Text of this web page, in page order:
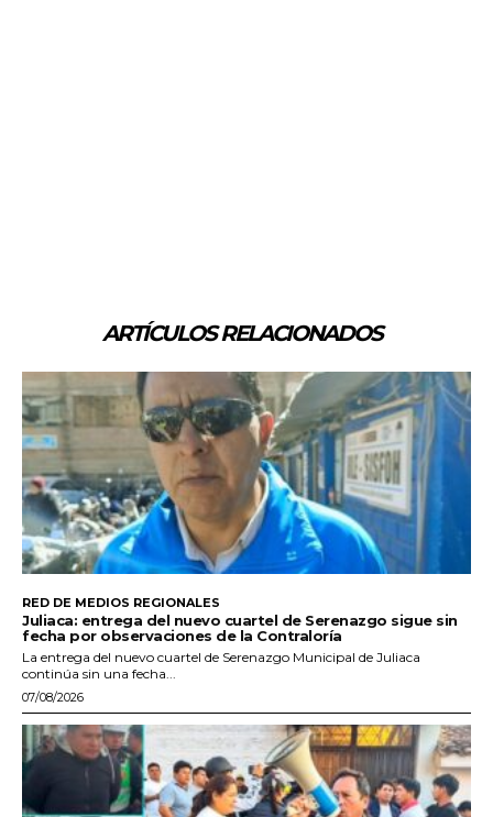
ARTÍCULOS RELACIONADOS
RED DE MEDIOS REGIONALES
Juliaca: entrega del nuevo cuartel de Serenazgo sigue sin
fecha por observaciones de la Contraloría
La entrega del nuevo cuartel de Serenazgo Municipal de Juliaca
continúa sin una fecha...
07/08/2026